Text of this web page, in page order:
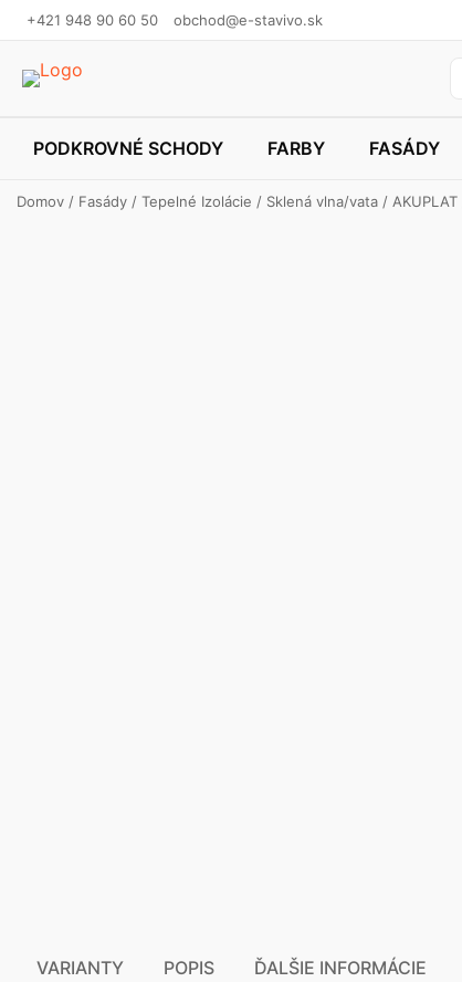
+421 948 90 60 50 obchod@e-stavivo.sk
PODKROVNÉ SCHODY FARBY FASÁDY
Domov / Fasády / Tepelné Izolácie / Sklená vlna/vata / AKUPLAT
VARIANTY POPIS ĎALŠIE INFORMÁCIE